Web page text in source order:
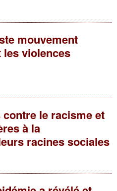
mouvement
violences
le racisme et
à la
racines sociales